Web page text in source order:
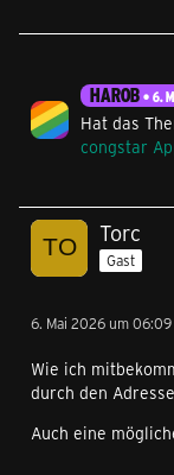
HAROB 6.
Hat das
congstar
Torc
Gast
6. Mai 2026 um 06:09
Wie ich
durch den
Auch eine